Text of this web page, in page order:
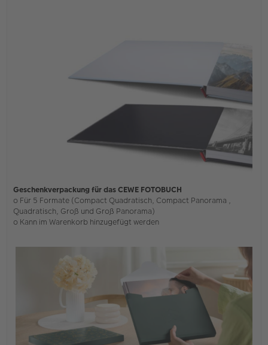
Geschenkverpackung für das CEWE FOTOBUCH
o Für 5 Formate (Compact Quadratisch, Compact Panorama ,
Quadratisch, Groß und Groß Panorama)
o Kann im Warenkorb hinzugefügt werden